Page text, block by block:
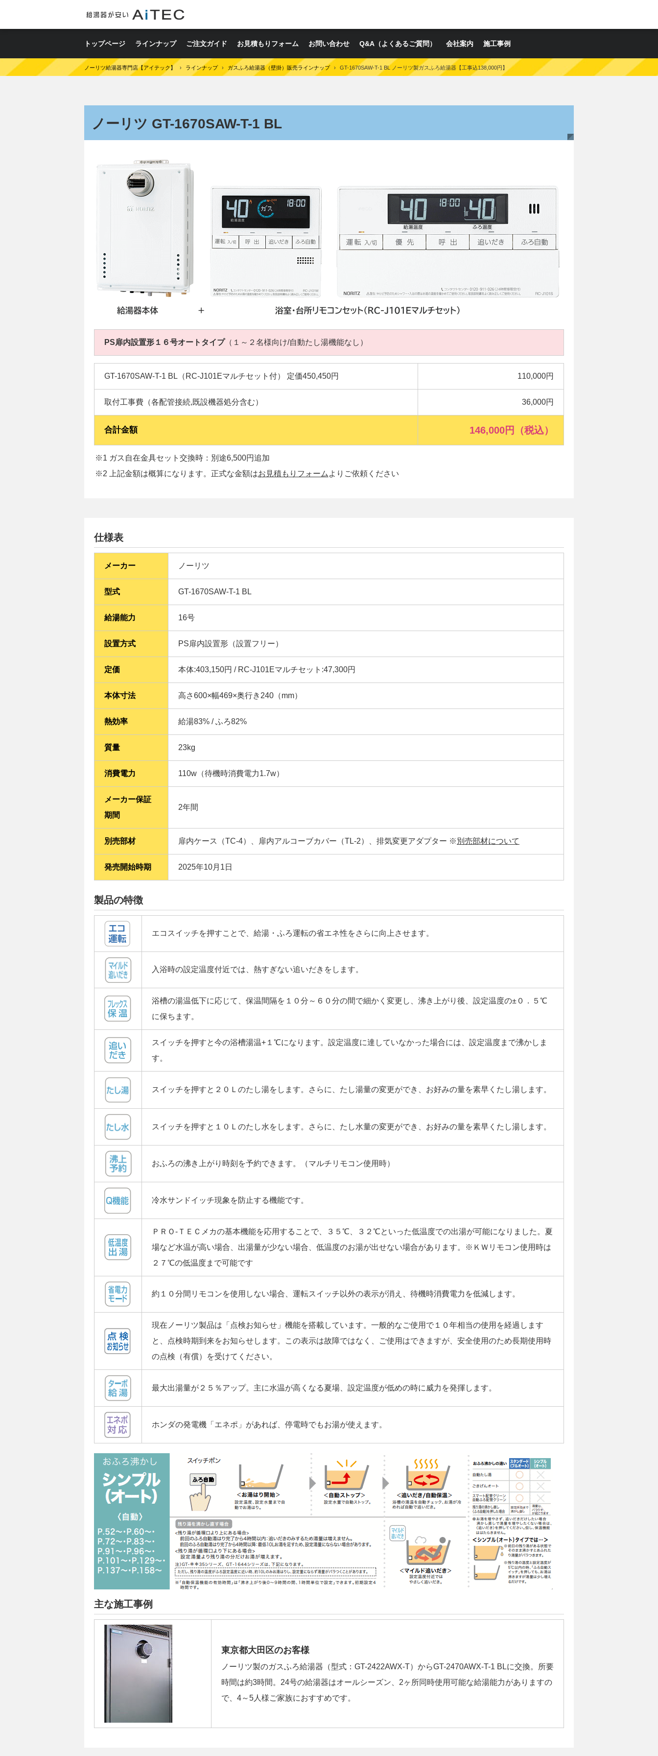
トップページ ラインナップ ご注文ガイド お見積もりフォーム お問い合わせ Q&A（よくあるご質問） 会社案内 施工事例
ノーリツ給湯器専門店【アイテック】 › ラインナップ › ガスふろ給湯器（壁掛）販売ラインナップ › GT-1670SAW-T-1 BL ノーリツ製ガスふろ給湯器【工事込138,000円】
ノーリツ GT-1670SAW-T-1 BL
PS扉内設置形１６号オートタイプ（１～２名様向け/自動たし湯機能なし）
GT-1670SAW-T-1 BL（RC-J101Eマルチセット付） 定価450,450円 110,000円
取付工事費（各配管接続,既設機器処分含む） 36,000円
合計金額 146,000円（税込）
※1 ガス自在金具セット交換時：別途6,500円追加
※2 上記金額は概算になります。正式な金額はお見積もりフォーム よりご依頼ください
仕様表
メーカー ノーリツ
型式 GT-1670SAW-T-1 BL
給湯能力 16号
設置方式 PS扉内設置形（設置フリー）
定価 本体:403,150円 / RC-J101Eマルチセット:47,300円
本体寸法 高さ600×幅469×奥行き240（mm）
熱効率 給湯83% / ふろ82%
質量 23kg
消費電力 110w（待機時消費電力1.7w）
メーカー保証
期間
2年間
別売部材 扉内ケース（TC-4）、扉内アルコーブカバー（TL-2）、排気変更アダプター ※ 別売部材について
発売開始時期 2025年10月1日
製品の特徴
エコスイッチを押すことで、給湯・ふろ運転の省エネ性をさらに向上させます。
入浴時の設定温度付近では、熱すぎない追いだきをします。
浴槽の湯温低下に応じて、保温間隔を１０分～６０分の間で細かく変更し、沸き上がり後、設定温度の±０．５℃
に保ちます。
スイッチを押すと今の浴槽湯温+１℃になります。設定温度に達していなかった場合には、設定温度まで沸かしま
す。
スイッチを押すと２０Ｌのたし湯をします。さらに、たし湯量の変更ができ、お好みの量を素早くたし湯します。
スイッチを押すと１０Ｌのたし水をします。さらに、たし水量の変更ができ、お好みの量を素早くたし湯します。
おふろの沸き上がり時刻を予約できます。（マルチリモコン使用時）
冷水サンドイッチ現象を防止する機能です。
ＰＲＯ-ＴＥＣメカの基本機能を応用することで、３５℃、３２℃といった低温度での出湯が可能になりました。夏
場など水温が高い場合、出湯量が少ない場合、低温度のお湯が出せない場合があります。※ＫＷリモコン使用時は
２７℃の低温度まで可能です
約１０分間リモコンを使用しない場合、運転スイッチ以外の表示が消え、待機時消費電力を低減します。
現在ノーリツ製品は「点検お知らせ」機能を搭載しています。一般的なご使用で１０年相当の使用を経過します
と、点検時期到来をお知らせします。この表示は故障ではなく、ご使用はできますが、安全使用のため長期使用時
の点検（有償）を受けてください。
最大出湯量が２５％アップ。主に水温が高くなる夏場、設定温度が低めの時に威力を発揮します。
ホンダの発電機「エネポ」があれば、停電時でもお湯が使えます。
主な施工事例
東京都大田区のお客様
ノーリツ製のガスふろ給湯器（型式：GT-2422AWX-T）からGT-2470AWX-T-1 BLに交換。所要
時間は約3時間。24号の給湯器はオールシーズン、2ヶ所同時使用可能な給湯能力がありますの
で、4～5人様ご家族におすすめです。